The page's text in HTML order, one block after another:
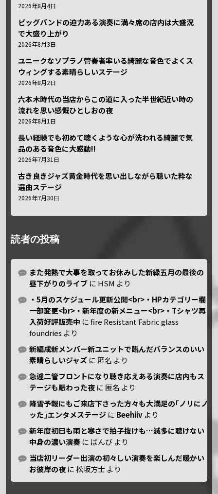
2026年8月4日
ビッグバンドの迫力ある演奏に満々席の店内は大盛況
で大盛り上がり
2026年8月3日
ユニークなソプラノ管奏者率いる綺麗な音色でよくス
ウィングする素晴らしいステージ
2026年8月2日
六本木時代の当店からこの道に入った半世紀近い時の
流れを思い感慨ひとしおの夜
2026年8月1日
長い経験でも初めて聴くような心が洗われる綺麗で気
品のある音色に大感動!!
2026年7月31日
古き良きジャズ黄金時代を思い出しながら聴いた粋な
選曲ステージ
2026年7月30日
読者の投稿
また発熱で大事を取ってお休みした新緑五月の最後の
昼下がりのライブ に HSM より
・5月のスケジュール更新公開<br>・HPカテゴリー欄
一部変更<br>・新年度の新メニュー<br>・Tシャツ再
入荷好評販売中 にfire Resistant Fabric glass
foundries より
新編成新メンバー新ユニットで臨んだバランスのいい
素晴らしいジャズ に 匿名 より
急遽二管フロントになり聴き応えある演奏に店内もス
テージも賑わった夜 に 匿名 より
降雪予報にもご来店下さった方々も大満足の｢ノリにノ
ッた｣エンタメステージ に Beehiiv より
新年度初日も雨と寒さで拍子抜けも…滅多に聴けない
中身の濃い演奏 に ばんび より
当店初リーダー出演の初々しい演奏を楽しんだ暖かい
お彼岸の夜 に松坂方士 より